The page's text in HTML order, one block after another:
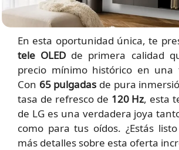
En esta oportunidad única, te
tele OLED de primera calidad
precio mínimo histórico en una
Con 65 pulgadas de pura
tasa de refresco de 120 Hz, esta
de LG es una verdadera joya
como para tus oídos. ¿Estás
más detalles sobre esta oferta